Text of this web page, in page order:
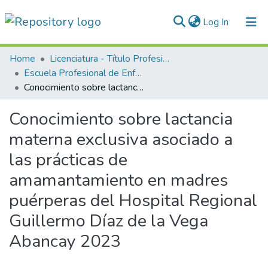
Log In (current)
Communities & Collections
All of DSpace
Normativas
Home
Licenciatura - Título Profesional
Escuela Profesional de Enfermería
Conocimiento sobre lactancia materna exclusiva asociado a las prácticas de amamantamiento en madres puérperas del Hospital Regional Guillermo Díaz de la Vega Abancay 2023
Conocimiento sobre lactancia
materna exclusiva asociado a
las prácticas de
amamantamiento en madres
puérperas del Hospital Regional
Guillermo Díaz de la Vega
Abancay 2023